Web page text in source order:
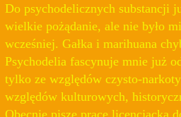
Do psychodelicznych substancji
wielkie pożądanie, ale nie było
wcześniej. Gałka i marihuana
Psychodelia fascynuje mnie już
tylko ze względów czysto-
względów kulturowych,
Obecnie piszę pracę licencjacką